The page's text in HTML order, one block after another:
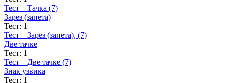
Тест – Тачка (7)
Зарез (запета)
Тест: 1
Тест – Зарез (запета), (7)
Две тачке
Тест: 1
Тест – Две тачке (7)
Знак узвика
Тест: 1